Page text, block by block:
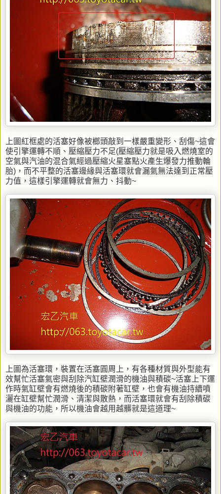
上圖紅框處的活塞好像被榔頭敲到一樣嚴重變形、刮傷~這會
使引擎運轉不順、壓縮壓力不足(壓縮壓力就是吸入燃燒室的
空氣與汽油的混合氣經過壓縮火星塞點火產生爆發力推動輪
胎)，而不平整的活塞邊緣與活塞環就會漏氣無法達到正常壓
力值，這樣引擎運轉就會無力、抖動~
上圖為活塞環，裝置在活塞圓周上，有各種材質與外型能有
效幫忙活塞氣密與刮除汽缸壁潤滑的機油與積碳~活塞上下運
作時氣缸壁會有燃燒後的積碳附著缸壁，也會有機油持續噴
灑在缸壁幫忙潤滑、清潔與散熱，而活塞環就會有刮除積碳
與機油的功能，所以機油會越用越髒就是這道理~